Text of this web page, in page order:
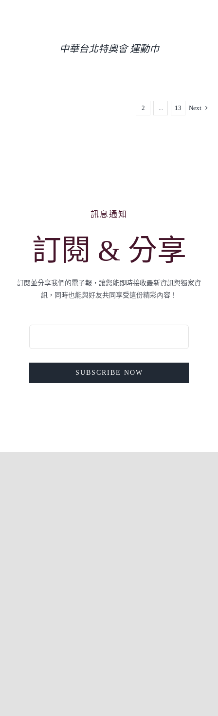
中華台北特奧會 運動巾
2 ... 13 Next
訊息通知
訂閱 & 分享
訂閱並分享我們的電子報，讓您能即時接收最新資訊與獨家資
訊，同時也能與好友共同享受這份精彩內容！
SUBSCRIBE NOW